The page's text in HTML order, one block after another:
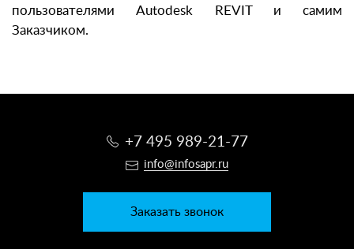
пользователями Autodesk REVIT и самим
Заказчиком.
+7 495 989-21-77
info@infosapr.ru
Заказать звонок